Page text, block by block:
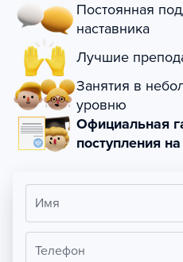
Постоянная
наставника
Лучшие
Занятия в
уровню
Официальная
поступления
Имя
Телефон